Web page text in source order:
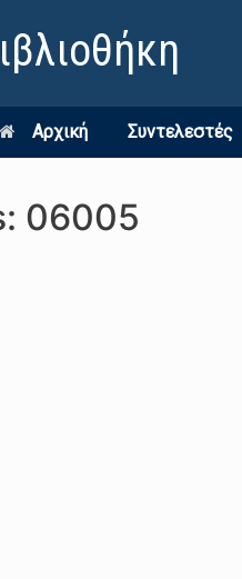
Αρχική Συντελεστές
06005
αυτό το περιεχόμενο.